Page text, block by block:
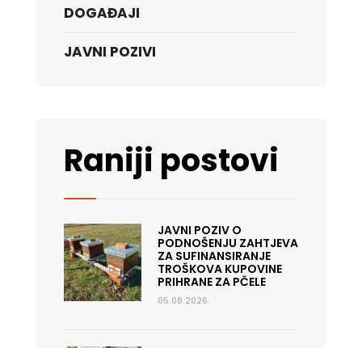
DOGAĐAJI
JAVNI POZIVI
Raniji postovi
JAVNI POZIV O
PODNOŠENJU ZAHTJEVA
ZA SUFINANSIRANJE
TROŠKOVA KUPOVINE
PRIHRANE ZA PČELE
05.08.2026.